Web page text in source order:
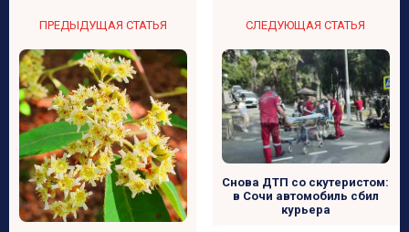
ПРЕДЫДУЩАЯ СТАТЬЯ СЛЕДУЮЩАЯ СТАТЬЯ
Снова ДТП со скутеристом:
в Сочи автомобиль сбил
курьера